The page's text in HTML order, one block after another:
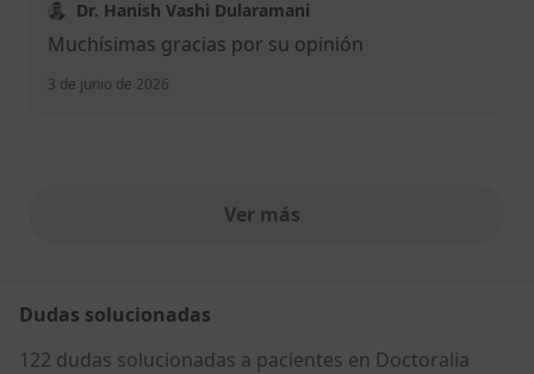
Dr. Hanish Vashi Dularamani
Muchísimas gracias por su opinión
3 de junio de 2026
Ver másopiniones anteriores
Dudas solucionadas
122 dudas solucionadas a pacientes en Doctoralia